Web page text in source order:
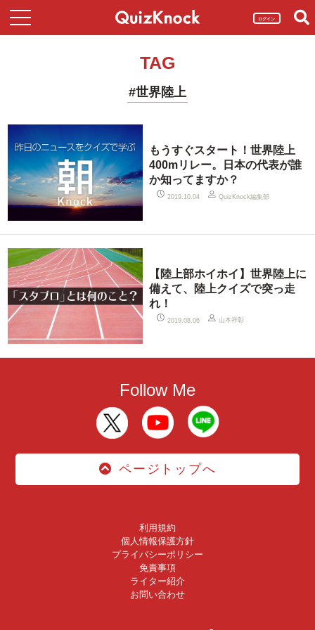
ログイン
TAG
#世界陸上
もうすぐスタート！世界陸上
400mリレー。日本の代表が誰
か知ってますか？
2019.10.04 QuizKnock編集部
【陸上部ホイホイ】世界陸上に
備えて、陸上クイズで突っ走
れ！
2019.08.06 山本祥彰
Follow Me
ページトップへ
利用規約
個人情報保護方針
プライバシーポリシー
免責事項
ライター紹介
お問い合わせ